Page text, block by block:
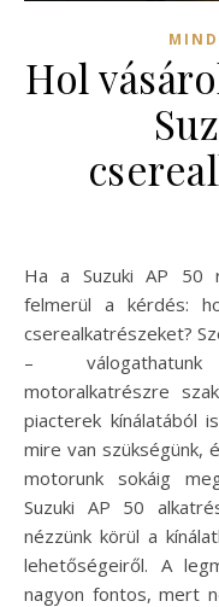
Hol
Ha a Suzuki AP 50 robogónk javításra szorul, rögtön
felmerül a kérdés:
cserealkatrészeket?
– válogathatunk
motoralkatrészre
piacterek kínálatából
mire van szükségünk,
motorunk sokáig
Suzuki AP 50
nézzünk körül a
lehetőségeiről. A
nagyon fontos, mert